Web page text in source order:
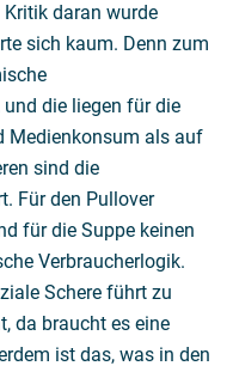
Kritik daran wurde
sich kaum. Denn zum
die liegen für die
Medienkonsum als auf
sind die
Für den Pullover
für die Suppe keinen
Verbraucherlogik.
Schere führt zu
da braucht es eine
ist das, was in den